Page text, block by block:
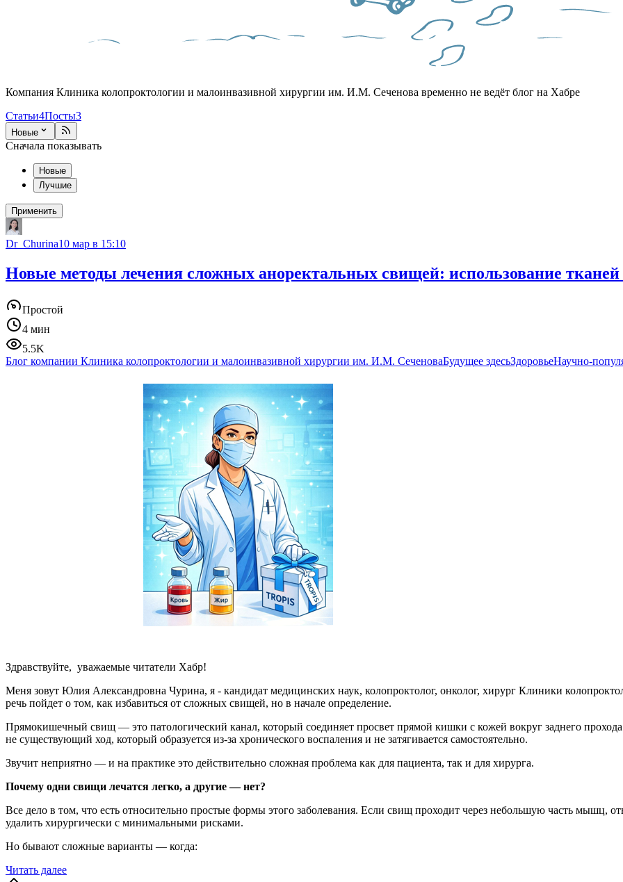
Компания Клиника колопроктологии и малоинвазивной хирургии им. И.М. Сеченова временно не ведёт блог на Хабре
Статьи4Посты3
Новые
Сначала показывать
Новые
Лучшие
Применить
Dr_Churina10 мар в 15:10
Новые методы лечения сложных аноректальных свищей: использование тканей
Простой
4 мин
5.5K
Блог компании Клиника колопроктологии и малоинвазивной хирургии им. И.М. СеченоваБудущее здесьЗдоровьеНаучно-
Здравствуйте, уважаемые читатели Хабр!
Меня зовут Юлия Александровна Чурина, я - кандидат медицинских наук, колопроктолог, онколог, хирург Клиники
речь пойдет о том, как избавиться от сложных свищей, но в начале определение.
Прямокишечный свищ — это патологический канал, который соединяет просвет прямой кишки с кожей вокруг заднего
не существующий ход, который образуется из-за хронического воспаления и не затягивается самостоятельно.
Звучит неприятно — и на практике это действительно сложная проблема как для пациента, так и для хирурга.
Почему одни свищи лечатся легко, а другие — нет?
Все дело в том, что есть относительно простые формы этого заболевания. Если свищ проходит через небольшую часть мышц,
удалить хирургически с минимальными рисками.
Но бывают сложные варианты — когда:
Читать далее